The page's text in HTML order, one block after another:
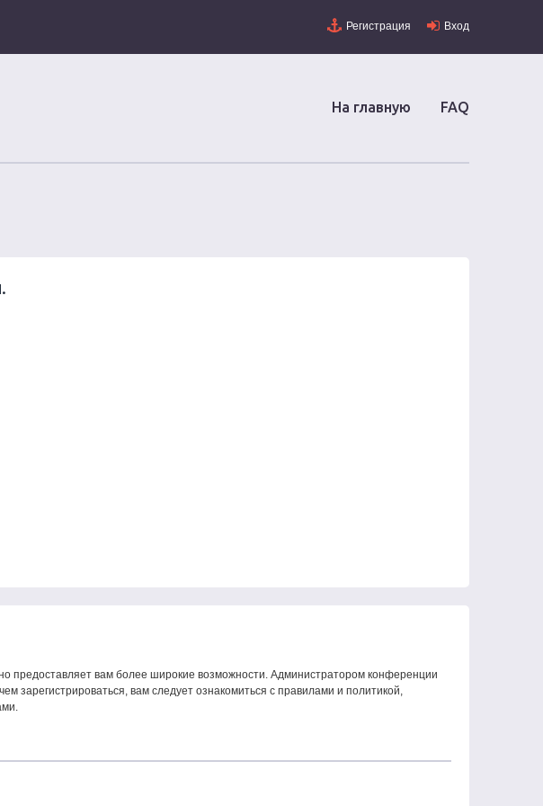
Регистрация Вход
На главную FAQ
предоставляет вам более широкие возможности. Администратором конференции
зарегистрироваться, вам следует ознакомиться с правилами и политикой,